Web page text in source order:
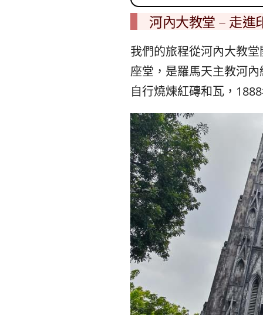
河內大教堂 – 走進
我們的旅程從河內大教
座堂，是羅馬天主教河
自行燒煉紅磚和瓦，